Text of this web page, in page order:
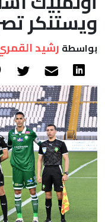
ويستنكر
بواسطةرشيد